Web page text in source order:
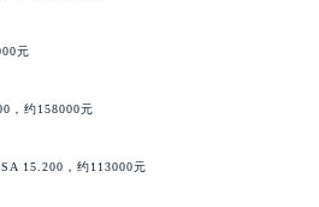
元
，约158000元
15.200，约113000元